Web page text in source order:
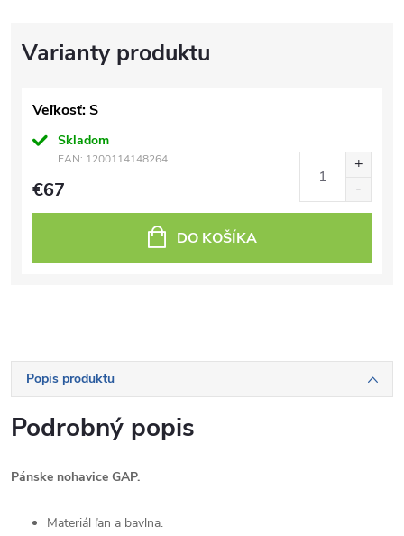
Veľkosť: S
Skladom
EAN: 1200114148264
€67
DO KOŠÍKA
Popis produktu
Podrobný popis
Pánske nohavice GAP.
Materiál ľan a bavlna.